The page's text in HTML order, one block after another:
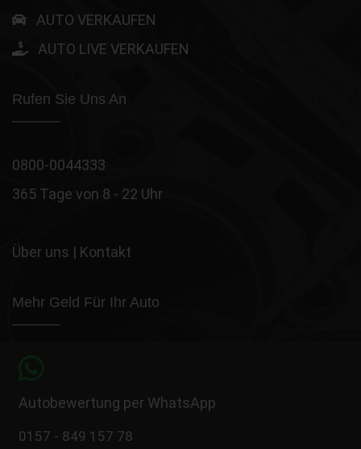
AUTO VERKAUFEN
AUTO LIVE VERKAUFEN
Rufen Sie Uns An
0800-0044333
365 Tage von 8 - 22 Uhr
Über uns | Kontakt
Mehr Geld Für Ihr Auto
Autobewertung per WhatsApp
0157 - 849 157 78